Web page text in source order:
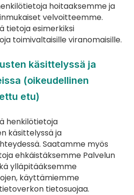
hoitaaksemme ja
velvoitteemme.
tietoja esimerkiksi
toimivaltaisille viranomaisille.
käsittelyssä ja
(oikeudellinen
etu)
henkilötietoja
käsittelyssä ja
Saatamme myös
ehkäistäksemme Palvelun
ylläpitääksemme
käyttämiemme
tietosuojaa.